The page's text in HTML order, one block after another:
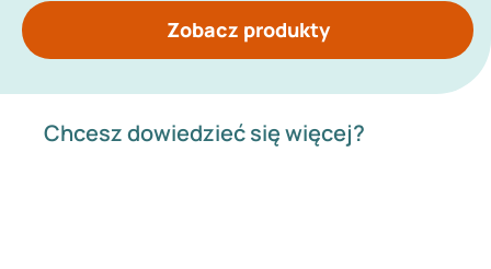
Zobacz produkty
Chcesz dowiedzieć się więcej?